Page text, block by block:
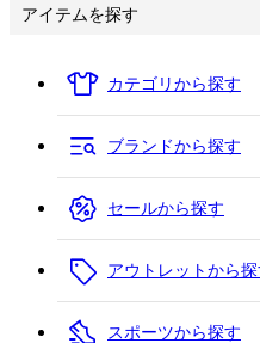
アイテムを探す
カテゴリから探す
ブランドから探す
セールから探す
アウトレットから探
スポーツから探す